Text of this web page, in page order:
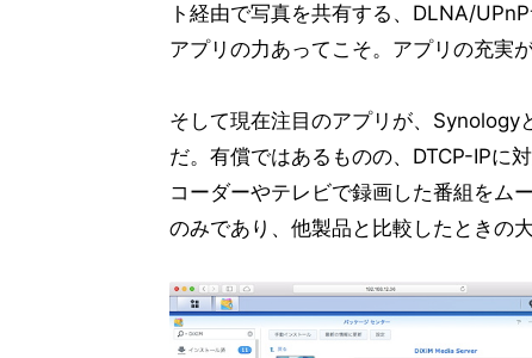
ト経由で写真を共有する、DLNA/
アプリの力あってこそ。アプリの充実
そして現在注目のアプリが、Synology
だ。有償ではあるものの、DTCP-IPに
コーダーやテレビで録画した番組をム
のみであり、他製品と比較したときの